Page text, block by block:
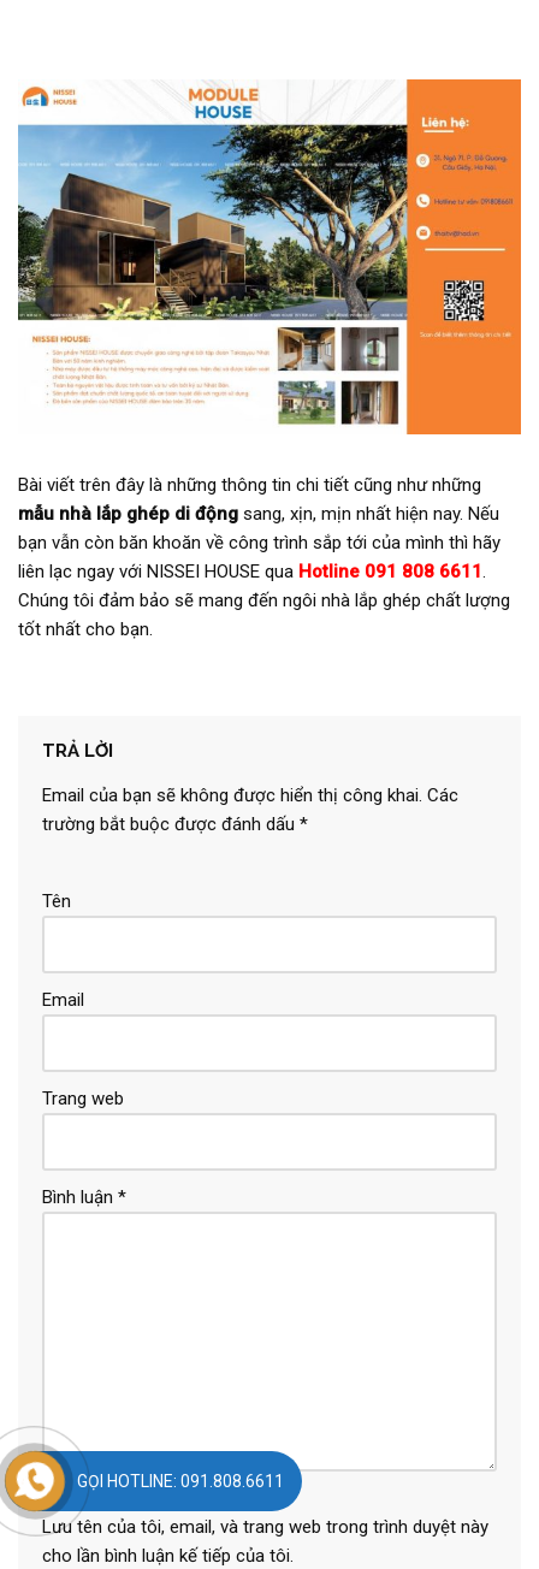
Bài viết trên đây là những thông tin chi tiết cũng như những
mẫu nhà lắp ghép di động sang, xịn, mịn nhất hiện nay. Nếu
bạn vẫn còn băn khoăn về công trình sắp tới của mình thì hãy
liên lạc ngay với NISSEI HOUSE qua Hotline 091 808 6611 .
Chúng tôi đảm bảo sẽ mang đến ngôi nhà lắp ghép chất lượng
tốt nhất cho bạn.
TRẢ LỜI
Email của bạn sẽ không được hiển thị công khai. Các
trường bắt buộc được đánh dấu *
Tên
Email
Trang web
Bình luận *
Lưu tên của tôi, email, và trang web trong trình duyệt này
cho lần bình luận kế tiếp của tôi.
GỌI HOTLINE: 091.808.6611